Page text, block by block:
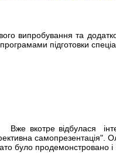
випробування та
підготовки
Вже вкотре відбулася
самопрезентація".
було продемонстровано і